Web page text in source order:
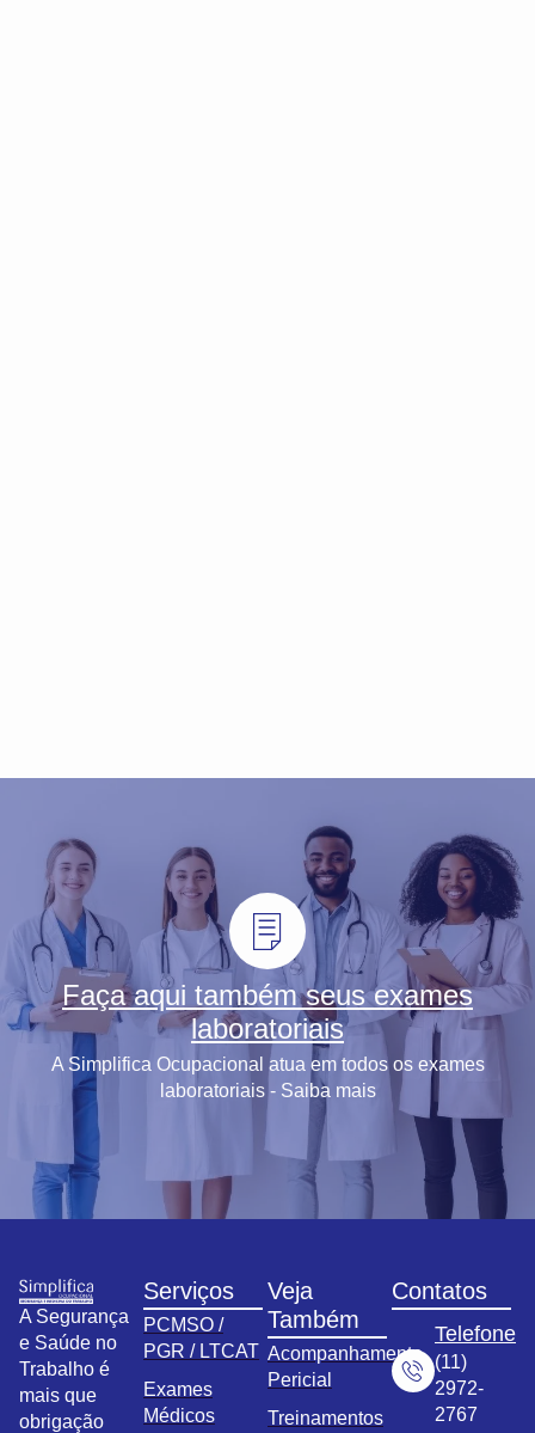
Faça aqui também seus exames
laboratoriais
A Simplifica Ocupacional atua em todos os exames
laboratoriais - Saiba mais
A Segurança
e Saúde no
Trabalho é
mais que
obrigação
Serviços
PCMSO /
PGR / LTCAT
Exames
Médicos
Veja
Também
Acompanhamento
Pericial
Treinamentos
Contatos
Telefone
(11)
2972-
2767